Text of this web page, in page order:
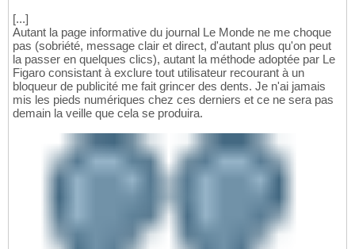
[...]
Autant la page informative du journal Le Monde ne me choque
pas (sobriété, message clair et direct, d'autant plus qu'on peut
la passer en quelques clics), autant la méthode adoptée par Le
Figaro consistant à exclure tout utilisateur recourant à un
bloqueur de publicité me fait grincer des dents. Je n'ai jamais
mis les pieds numériques chez ces derniers et ce ne sera pas
demain la veille que cela se produira.